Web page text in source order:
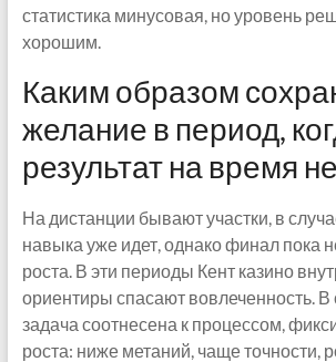
статистика минусовая, но уровень
хорошим.
Каким образом
желание в период,
результат на время
На дистанции бывают участки, в
навыка уже идет, однако финал пока
роста. В эти периоды Кент казино
ориентиры спасают вовлеченность. В
задача соотнесена к процессом,
роста: ниже метаний, чаще точности,